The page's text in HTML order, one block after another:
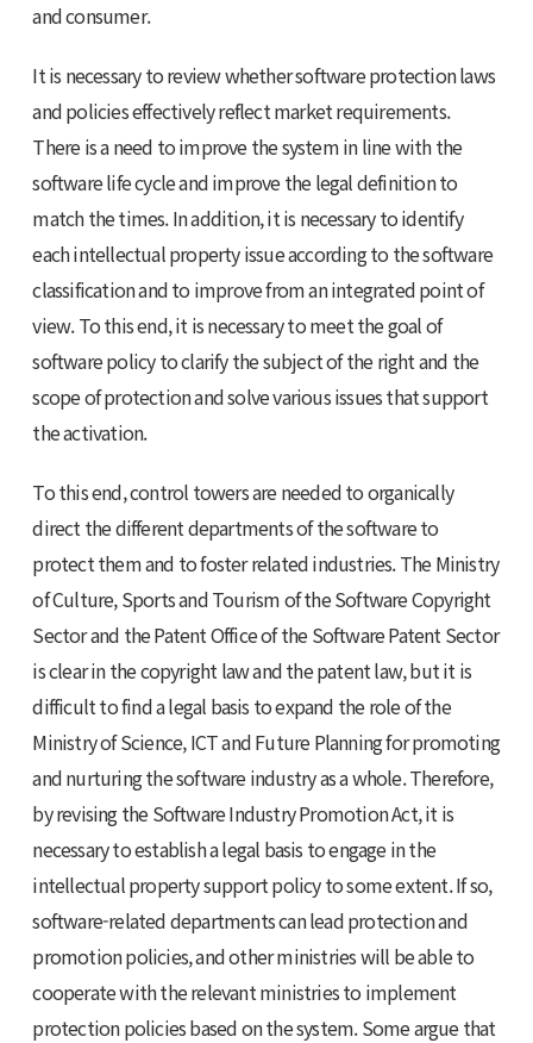
and consumer.
It is necessary to review whether software protection laws
and policies effectively reflect market requirements.
There is a need to improve the system in line with the
software life cycle and improve the legal definition to
match the times. In addition, it is necessary to identify
each intellectual property issue according to the software
classification and to improve from an integrated point of
view. To this end, it is necessary to meet the goal of
software policy to clarify the subject of the right and the
scope of protection and solve various issues that support
the activation.
To this end, control towers are needed to organically
direct the different departments of the software to
protect them and to foster related industries. The Ministry
of Culture, Sports and Tourism of the Software Copyright
Sector and the Patent Office of the Software Patent Sector
is clear in the copyright law and the patent law, but it is
difficult to find a legal basis to expand the role of the
Ministry of Science, ICT and Future Planning for promoting
and nurturing the software industry as a whole. Therefore,
by revising the Software Industry Promotion Act, it is
necessary to establish a legal basis to engage in the
intellectual property support policy to some extent. If so,
software-related departments can lead protection and
promotion policies, and other ministries will be able to
cooperate with the relevant ministries to implement
protection policies based on the system. Some argue that